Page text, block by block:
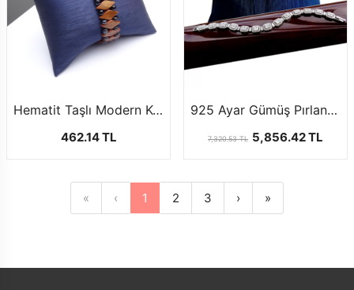
Hematit Taşlı Modern Kuka Bileklik
462.14 TL
925 Ayar Gümüş Pırlanta Model Bileklik
7,320.53 TL 5,856.42 TL
« ‹ 1 2 3 › »